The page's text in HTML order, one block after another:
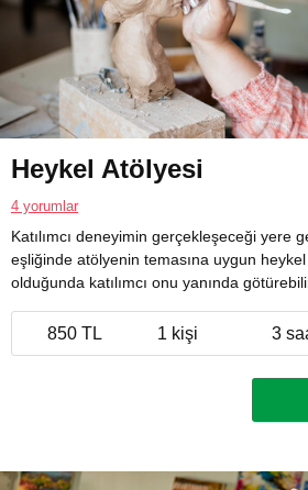
Heykel Atölyesi
4 yorumlar
Katılımcı deneyimin gerçekleşeceği yere
eşliğinde atölyenin temasına uygun
olduğunda katılımcı onu yanında
850 TL 1 kişi 3